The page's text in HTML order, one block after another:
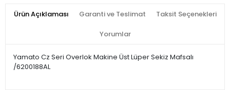
Ürün Açıklaması Garanti ve Teslimat Taksit Seçenekleri
Yorumlar
Yamato Cz Seri Overlok Makine Üst Lüper Sekiz Mafsalı
/6200188AL